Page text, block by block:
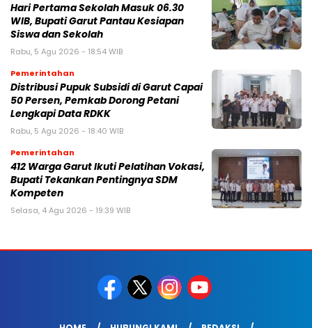
Hari Pertama Sekolah Masuk 06.30
WIB, Bupati Garut Pantau Kesiapan
Siswa dan Sekolah
Rabu, 5 Agu 2026 - 18:54 WIB
Pemerintahan
Distribusi Pupuk Subsidi di Garut Capai
50 Persen, Pemkab Dorong Petani
Lengkapi Data RDKK
Rabu, 5 Agu 2026 - 18:40 WIB
Pemerintahan
412 Warga Garut Ikuti Pelatihan Vokasi,
Bupati Tekankan Pentingnya SDM
Kompeten
Selasa, 4 Agu 2026 - 19:39 WIB